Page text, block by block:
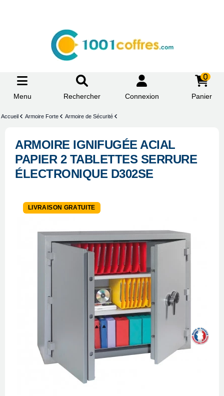
Menu Rechercher Connexion
0
Panier
Accueil Armoire Forte Armoire de Sécurité
ARMOIRE IGNIFUGÉE ACIAL
PAPIER 2 TABLETTES SERRURE
ÉLECTRONIQUE D302SE
LIVRAISON GRATUITE